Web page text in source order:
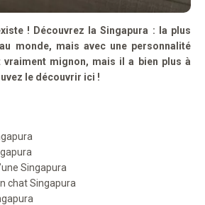
! Découvrez la Singapura : la plus
monde, mais avec une personnalité
vraiment mignon, mais il a bien plus à
le découvrir ici !
Singapura
chat Singapura